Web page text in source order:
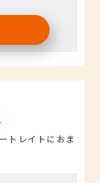
トレイトにおま